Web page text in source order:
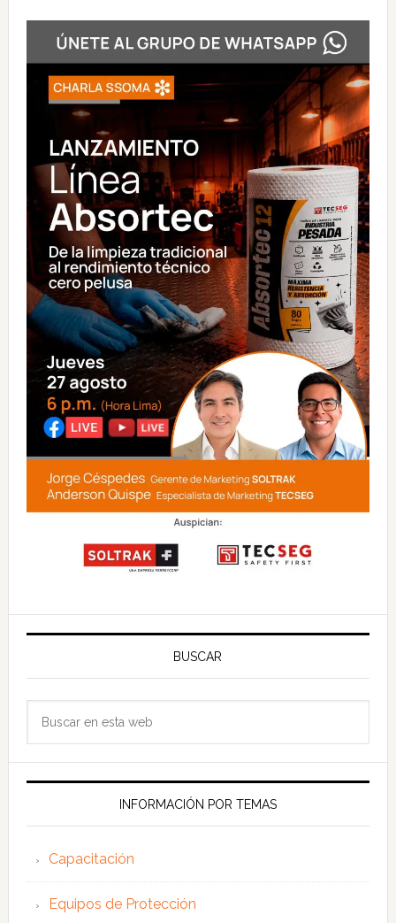
BUSCAR
web
INFORMACIÓN POR TEMAS
Capacitación
Equipos de Protección